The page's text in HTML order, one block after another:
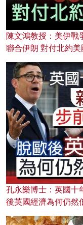
陳文鴻教授：美伊戰
聯合伊朗 對付北約美
孔永樂博士：英國十
後英國經濟為何仍然